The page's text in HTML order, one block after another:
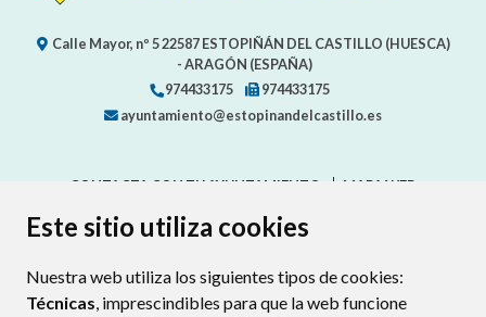
Este sitio utiliza cookies
Nuestra web utiliza los siguientes tipos de cookies:
Técnicas, imprescindibles para que la web funcione
Calle Mayor, nº 522587 ESTOPIÑÁN DEL CASTILLO (HUESCA)
- ARAGÓN (ESPAÑA)
974433175
974433175
ayuntamiento@estopinandelcastillo.es
CONTACTA CON TU AYUNTAMIENTO
MAPA WEB
AVISO LEGAL
PROTECCIÓN DE DATOS
POLÍTICA DE COOKIES